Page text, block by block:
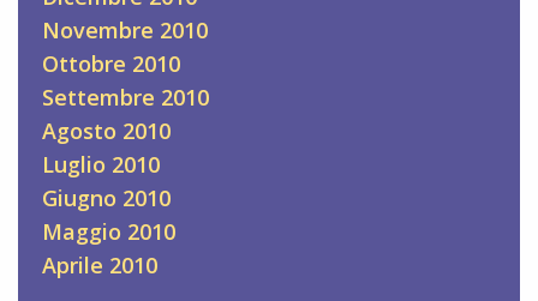
Novembre 2010
Ottobre 2010
Settembre 2010
Agosto 2010
Luglio 2010
Giugno 2010
Maggio 2010
Aprile 2010